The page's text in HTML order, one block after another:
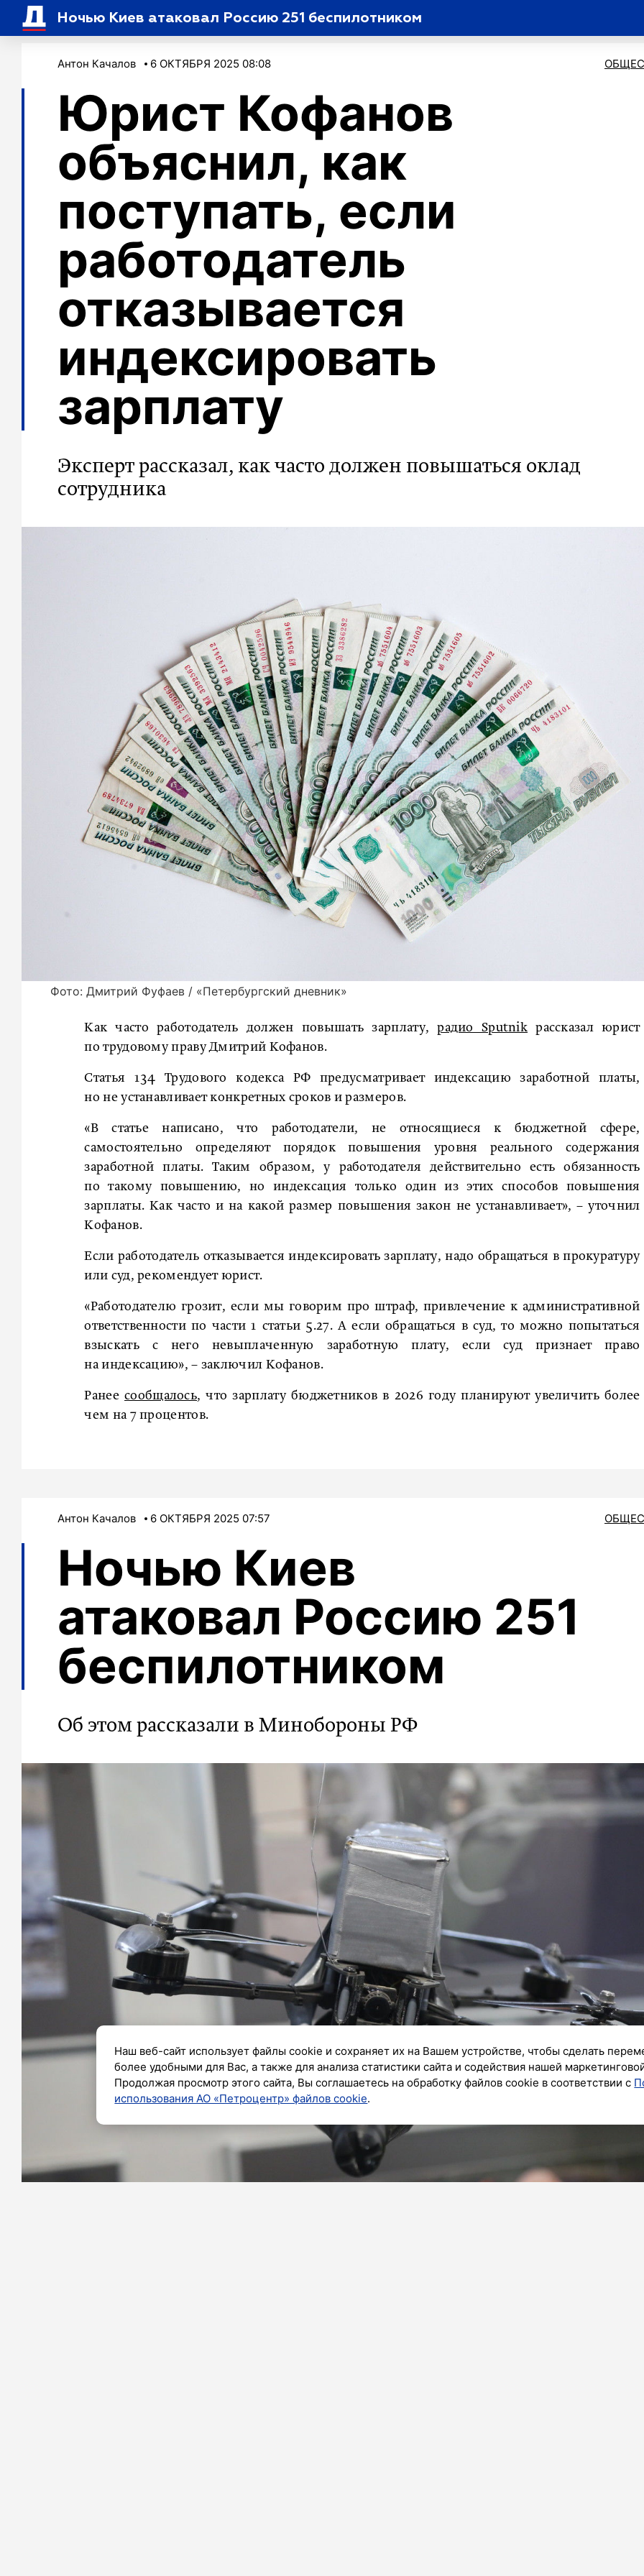
Ночью Киев атаковал Россию 251 беспилотником
Антон Качалов 6 ОКТЯБРЯ 2025 08:08
Юрист Кофанов
объяснил, как
поступать, если
работодатель
отказывается
индексировать
зарплату
Эксперт рассказал, как часто должен повышаться оклад
сотрудника
Фото: Дмитрий Фуфаев / «Петербургский дневник»
Как часто работодатель должен повышать зарплату,радио Sputnik рассказал юрист
по трудовому праву Дмитрий Кофанов.
Статья 134 Трудового кодекса РФ предусматривает индексацию заработной платы,
но не устанавливает конкретных сроков и размеров.
«В статье написано, что работодатели, не относящиеся к бюджетной сфере,
самостоятельно определяют порядок повышения уровня реального содержания
заработной платы. Таким образом, у работодателя действительно есть обязанность
по такому повышению, но индексация только один из этих способов повышения
зарплаты. Как часто и на какой размер повышения закон не устанавливает», – уточнил
Кофанов.
Если работодатель отказывается индексировать зарплату, надо обращаться в прокуратуру
или суд, рекомендует юрист.
«Работодателю грозит, если мы говорим про штраф, привлечение к административной
ответственности по части 1 статьи 5.27. А если обращаться в суд, то можно попытаться
взыскать с него невыплаченную заработную плату, если суд признает право
на индексацию», – заключил Кофанов.
Ранеесообщалось, что зарплату бюджетников в 2026 году планируют увеличить более
чем на 7 процентов.
Антон Качалов 6 ОКТЯБРЯ 2025 07:57
Ночью Киев
атаковал Россию 251
беспилотником
Об этом рассказали в Минобороны РФ
Наш веб-сайт использует файлы cookie и сохраняет их на Вашем устройстве, чтобы сделать
более удобными для Вас, а также для анализа статистики сайта и содействия нашей
Продолжая просмотр этого сайта, Вы соглашаетесь на обработку файлов cookie в соответствии с
использования АО «Петроцентр» файлов cookie.